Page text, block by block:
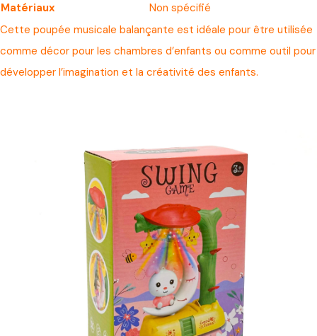
Matériaux
Non spécifié
Cette poupée musicale balançante est idéale pour être utilisée
comme décor pour les chambres d’enfants ou comme outil pour
développer l’imagination et la créativité des enfants.